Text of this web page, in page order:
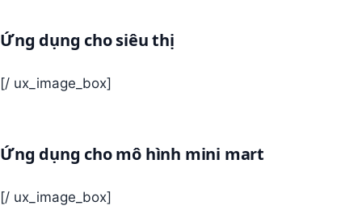
Ứng dụng cho siêu thị
[/ ux_image_box]
Ứng dụng cho mô hình mini mart
[/ ux_image_box]